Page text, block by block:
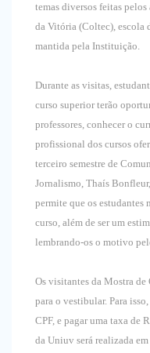
temas diversos feitas
da Vitória (Coltec), escola
mantida pela Instituição.
Durante as visitas,
curso superior terão
professores, conhecer o
profissional dos cursos
terceiro semestre de
Jornalismo, Thaís
permite que os estudantes
curso, além de ser um
lembrando-os o motivo
Os visitantes da Mostra de
para o vestibular. Para
CPF, e pagar uma taxa de
da Uniuv será realizada